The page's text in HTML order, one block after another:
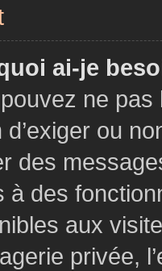
ai-je
ne pas
d’exiger ou
des
à des
aux
privée,